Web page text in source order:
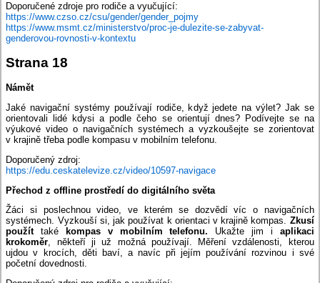
Doporučené zdroje pro rodiče a vyučující:
https://www.czso.cz/csu/gender/gender_pojmy
https://www.msmt.cz/ministerstvo/proc-je-dulezite-se-zabyvat-
genderovou-rovnosti-v-kontextu
Strana 18
Námět
Jaké navigační systémy používají rodiče, když jedete na výlet? Jak se
orientovali lidé kdysi a podle čeho se orientují dnes? Podívejte se na
výukové video o navigačních systémech a vyzkoušejte se zorientovat
v krajině třeba podle kompasu v mobilním telefonu.
Doporučený zdroj:
https://edu.ceskatelevize.cz/video/10597-navigace
Přechod z offline prostředí do digitálního světa
Žáci si poslechnou video, ve kterém se dozvědí víc o navigačních
systémech. Vyzkouší si, jak používat k orientaci v krajině kompas. Zkusí
použíttaké kompas v mobilním telefonu. Ukažte jim i aplikaci
krokoměr, někteří ji už možná používají. Měření vzdálenosti, kterou
ujdou v krocích, děti baví, a navíc při jejím používání rozvinou i své
početní dovednosti.